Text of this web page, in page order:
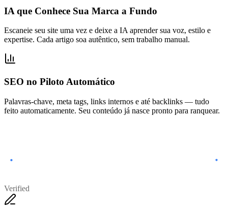
IA que Conhece Sua Marca a Fundo
Escaneie seu site uma vez e deixe a IA aprender sua voz, estilo e
expertise. Cada artigo soa autêntico, sem trabalho manual.
SEO no Piloto Automático
Palavras-chave, meta tags, links internos e até backlinks — tudo
feito automaticamente. Seu conteúdo já nasce pronto para ranquear.
Verified